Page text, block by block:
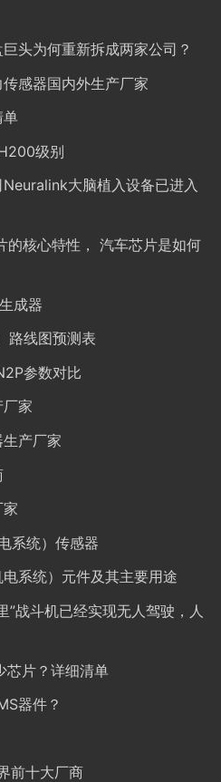
头为何重新拆成两家公司？
感器国内外生产厂家
单
级别
大脑植入设备已进入
的核心特性， 汽车芯片是如何
成器
路线图预测表
参数对比
家
产厂家
系统）传感器
系统）元件及其主要用途
战斗机已经实现无人驾驶，人
芯片？详细清单
器件？
前十大厂商